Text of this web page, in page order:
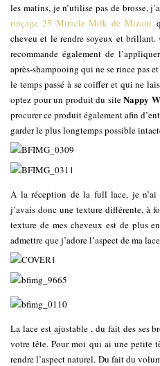
les matins, je n’utilise pas de brosse,
rinçage 25 Miracle Milk de Mizani
cheveu et le rendre soyeux et
recommande également de
après-shampooing qui ne se rince pas
le temps passé à se coiffer et qui ne
optez pour un produit du siteNappy
procurer ce produit également afin
garder le plus longtemps possible
A la réception de la full lace, je n’ai
j’avais donc une texture différente, à
texture de mes cheveux est de plus
admettre que j’adore l’aspect de ma
La lace est ajustable , du fait des ses
votre tête. Pour moi qui ai une petite
rendre l’aspect naturel. Du fait du